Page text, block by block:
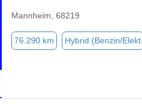
Mannheim, 68219
76.290 km Hybrid (Benzin/Elekt